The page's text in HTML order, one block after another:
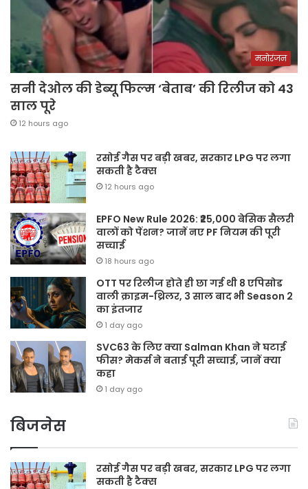
मनोरंजन
सनी देओल की डेब्यू फिल्म ‘बेताब’ की रिलीज को 43
साल पूरे
12 hours ago
रसोई गैस पर बड़ी खबर, सरकार LPG पर लगा
सकती है टैक्स
12 hours ago
EPFO New Rule 2026: ₹25,000 बेसिक सैलरी
वालों को पेंशन? जानें नए PF नियम की पूरी
सच्चाई
18 hours ago
OTT पर रिलीज होते ही छा गई थी 8 एपिसोड
वाली क्राइम-थ्रिलर, 3 साल बाद भी Season 2
का इंतजार
1 day ago
SVC63 के लिए क्या Salman Khan ने घटाई
फीस? मेकर्स ने बताई पूरी सच्चाई, जानें क्या
कहा
1 day ago
बिजनेस
रसोई गैस पर बड़ी खबर, सरकार LPG पर लगा
सकती है टैक्स